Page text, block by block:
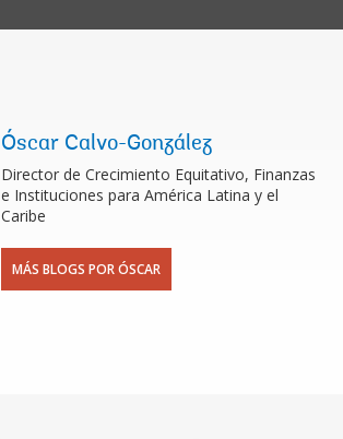
Óscar Calvo-González
Director de Crecimiento Equitativo, Finanzas
e Instituciones para América Latina y el
Caribe
MÁS BLOGS POR ÓSCAR